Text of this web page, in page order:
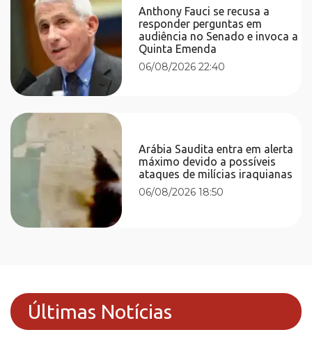
Anthony Fauci se recusa a
responder perguntas em
audiência no Senado e invoca a
Quinta Emenda
06/08/2026 22:40
Arábia Saudita entra em alerta
máximo devido a possíveis
ataques de milícias iraquianas
06/08/2026 18:50
Últimas Notícias